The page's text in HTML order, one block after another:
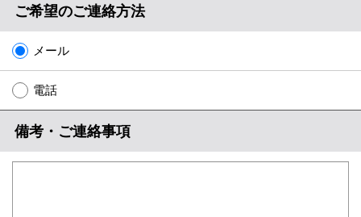
ご希望のご連絡方法
メール
電話
備考・ご連絡事項